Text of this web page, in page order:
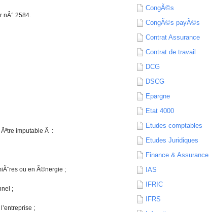
nÂ° 2584.
imputable Ã :
ou en Ã©nergie ;
;
;
CongÃ©s
CongÃ©s payÃ©s
Contrat Assurance
Contrat de travail
DCG
DSCG
Epargne
Etat 4000
Etudes comptables
Etudes Juridiques
Finance & Assurance
IAS
IFRIC
IFRS